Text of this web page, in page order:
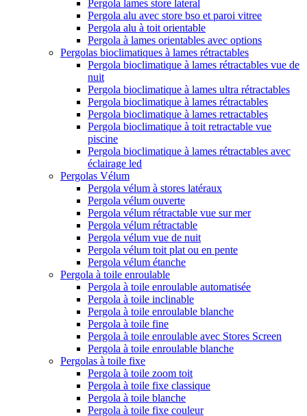
Pergola lames store lateral
Pergola alu avec store bso et paroi vitree
Pergola alu à toit orientable
Pergola à lames orientables avec options
Pergolas bioclimatiques à lames rétractables
Pergola bioclimatique à lames rétractables vue de
nuit
Pergola bioclimatique à lames ultra rétractables
Pergola bioclimatique à lames rétractables
Pergola bioclimatique à lames retractables
Pergola bioclimatique à toit retractable vue
piscine
Pergola bioclimatique à lames rétractables avec
éclairage led
Pergolas Vélum
Pergola vélum à stores latéraux
Pergola vélum ouverte
Pergola vélum rétractable vue sur mer
Pergola vélum rétractable
Pergola vélum vue de nuit
Pergola vélum toit plat ou en pente
Pergola vélum étanche
Pergola à toile enroulable
Pergola à toile enroulable automatisée
Pergola à toile inclinable
Pergola à toile enroulable blanche
Pergola à toile fine
Pergola à toile enroulable avec Stores Screen
Pergola à toile enroulable blanche
Pergolas à toile fixe
Pergola à toile zoom toit
Pergola à toile fixe classique
Pergola à toile blanche
Pergola à toile fixe couleur